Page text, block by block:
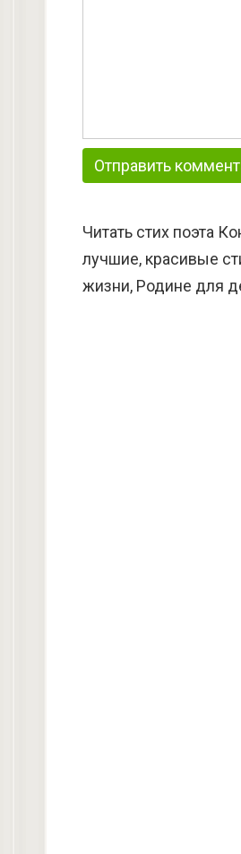
Читать стих поэта
лучшие, красивые
жизни, Родине для